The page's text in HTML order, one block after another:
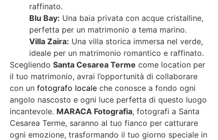
raffinato.
Blu Bay: Una baia privata con acque cristalline,
perfetta per un matrimonio a tema marino.
Villa Zaira: Una villa storica immersa nel verde,
ideale per un matrimonio romantico e raffinato.
Scegliendo Santa Cesarea Terme come location per
il tuo matrimonio, avrai l’opportunità di collaborare
con un fotografo locale che conosce a fondo ogni
angolo nascosto e ogni luce perfetta di questo luogo
incantevole. MARACA Fotografia, fotografi a Santa
Cesarea Terme, saranno al tuo fianco per catturare
ogni emozione, trasformando il tuo giorno speciale in